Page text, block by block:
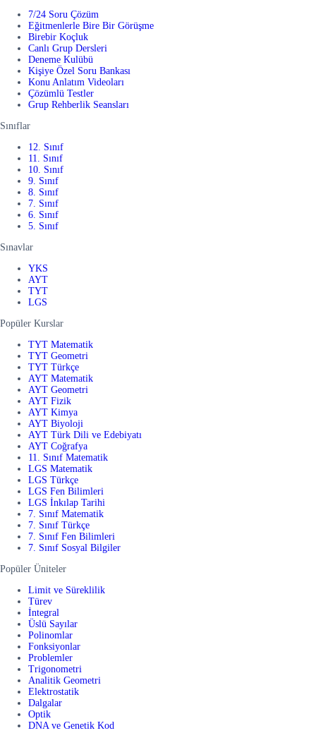
7/24 Soru Çözüm
Eğitmenlerle Bire Bir Görüşme
Birebir Koçluk
Canlı Grup Dersleri
Deneme Kulübü
Kişiye Özel Soru Bankası
Konu Anlatım Videoları
Çözümlü Testler
Grup Rehberlik Seansları
Sınıflar
12. Sınıf
11. Sınıf
10. Sınıf
9. Sınıf
8. Sınıf
7. Sınıf
6. Sınıf
5. Sınıf
Sınavlar
YKS
AYT
TYT
LGS
Popüler Kurslar
TYT Matematik
TYT Geometri
TYT Türkçe
AYT Matematik
AYT Geometri
AYT Fizik
AYT Kimya
AYT Biyoloji
AYT Türk Dili ve Edebiyatı
AYT Coğrafya
11. Sınıf Matematik
LGS Matematik
LGS Türkçe
LGS Fen Bilimleri
LGS İnkılap Tarihi
7. Sınıf Matematik
7. Sınıf Türkçe
7. Sınıf Fen Bilimleri
7. Sınıf Sosyal Bilgiler
Popüler Üniteler
Limit ve Süreklilik
Türev
İntegral
Üslü Sayılar
Polinomlar
Fonksiyonlar
Problemler
Trigonometri
Analitik Geometri
Elektrostatik
Dalgalar
Optik
DNA ve Genetik Kod